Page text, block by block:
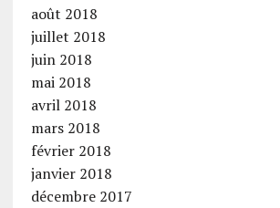
août 2018
juillet 2018
juin 2018
mai 2018
avril 2018
mars 2018
février 2018
janvier 2018
décembre 2017